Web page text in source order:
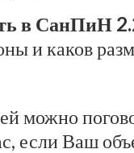
в СанПиН
и каков
можно
Ваш